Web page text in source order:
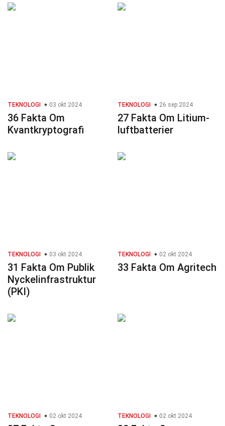
TEKNOLOGI 03 okt 2024
36 Fakta Om
Kvantkryptografi
TEKNOLOGI 26 sep 2024
27 Fakta Om Litium-
luftbatterier
TEKNOLOGI 03 okt 2024
31 Fakta Om Publik
Nyckelinfrastruktur
(PKI)
TEKNOLOGI 02 okt 2024
33 Fakta Om Agritech
TEKNOLOGI 02 okt 2024 TEKNOLOGI 02 okt 2024